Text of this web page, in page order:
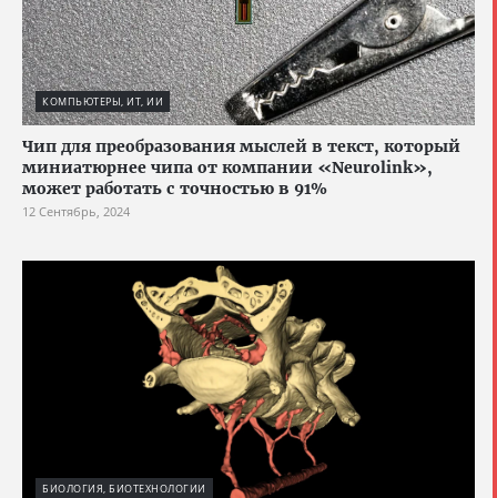
КОМПЬЮТЕРЫ, ИТ, ИИ
Чип для преобразования мыслей в текст, который
миниатюрнее чипа от компании «Neurolink»,
может работать с точностью в 91%
12 Сентябрь, 2024
БИОЛОГИЯ, БИОТЕХНОЛОГИИ